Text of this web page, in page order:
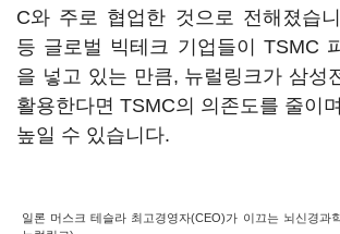
C와 주로 협업한 것으로 전해졌습
등 글로벌 빅테크 기업들이 TSMC
을 넣고 있는 만큼, 뉴럴링크가 삼성
활용한다면 TSMC의 의존도를 줄이
높일 수 있습니다.
일론 머스크 테슬라 최고경영자(CEO)가 이끄는 뇌신경과